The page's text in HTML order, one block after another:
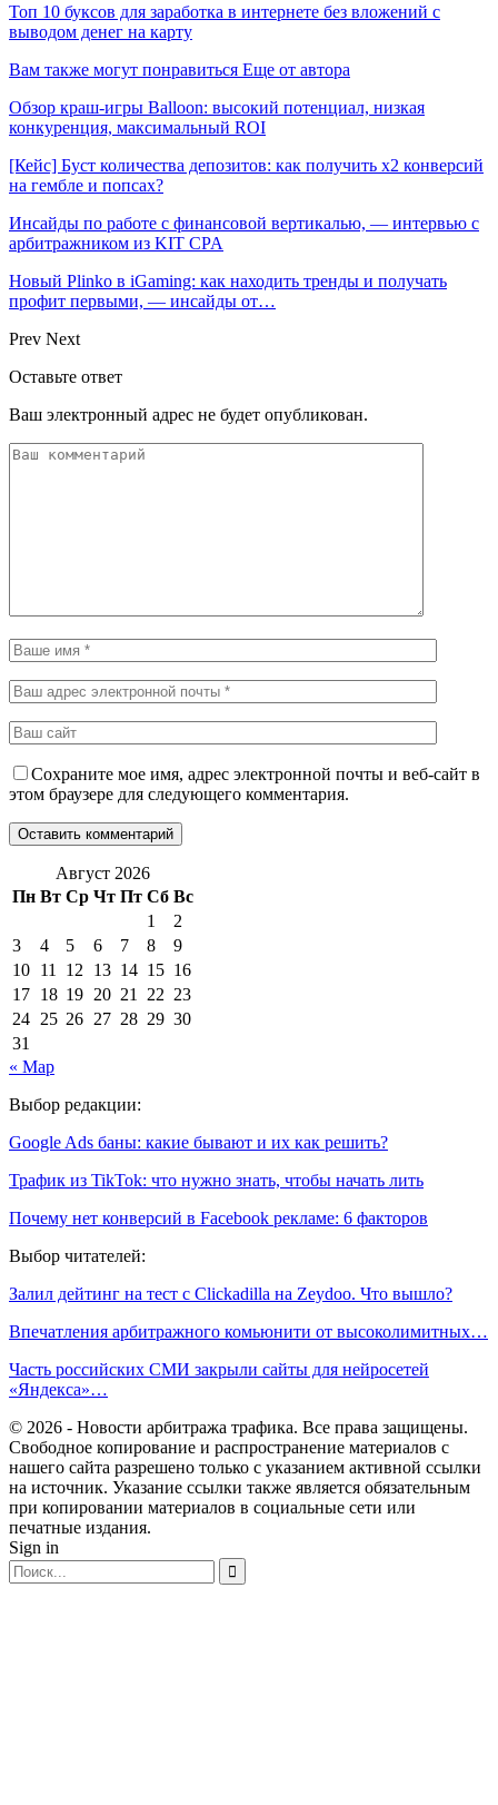
Топ 10 буксов для заработка в интернете без вложений с
выводом денег на карту
Вам также могут понравиться Еще от автора
Обзор краш-игры Balloon: высокий потенциал, низкая
конкуренция, максимальный ROI
[Кейс] Буст количества депозитов: как получить х2 конверсий
на гембле и попсах?
Инсайды по работе с финансовой вертикалью, — интервью с
арбитражником из KIT CPA
Новый Plinko в iGaming: как находить тренды и получать
профит первыми, — инсайды от…
Prev Next
Оставьте ответ
Ваш электронный адрес не будет опубликован.
Сохраните мое имя, адрес электронной почты и веб-сайт в
этом браузере для следующего комментария.
Август 2026
Пн Вт Ср Чт Пт Сб Вс
1
2
3
4 5 6 7 8
9
10 11 12 13 14 15 16
17 18 19 20 21 22 23
24 25 26 27 28 29 30
31
« Мар
Выбор редакции:
Google Ads баны: какие бывают и их как решить?
Трафик из TikTok: что нужно знать, чтобы начать лить
Почему нет конверсий в Facebook рекламе: 6 факторов
Выбор читателей:
Залил дейтинг на тест с Clickadilla на Zeydoo. Что вышло?
Впечатления арбитражного комьюнити от высоколимитных…
Часть российских СМИ закрыли сайты для нейросетей
«Яндекса»…
© 2026 - Новости арбитража трафика. Все права защищены.
Свободное копирование и распространение материалов с
нашего сайта разрешено только с указанием активной ссылки
на источник. Указание ссылки также является обязательным
при копировании материалов в социальные сети или
печатные издания.
Sign in